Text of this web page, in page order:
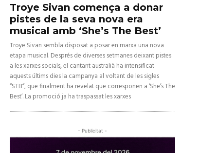
Troye Sivan comença a donar
pistes de la seva nova era
musical amb ‘She’s The Best’
Troye Sivan sembla disposat a posar en marxa una nova
etapa musical. Després de diverses setmanes deixant pistes
a les xarxes socials, el cantant australià ha intensificat
aquests últims dies la campanya al voltant de les sigles
“STB”, que finalment ha revelat que corresponen a ‘She’s The
Best’. La promoció ja ha traspassat les xarxes
- Publicitat -